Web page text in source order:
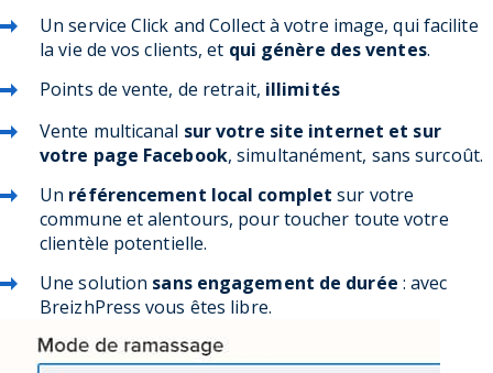
Un service Click and Collect à votre image, qui facilite
la vie de vos clients, et qui génère des ventes.
Points de vente, de retrait, illimités
Vente multicanal sur votre site internet et sur
votre page Facebook, simultanément, sans surcoût.
Un référencement local complet sur votre
commune et alentours, pour toucher toute votre
clientèle potentielle.
Une solution sans engagement de durée : avec
BreizhPress vous êtes libre.